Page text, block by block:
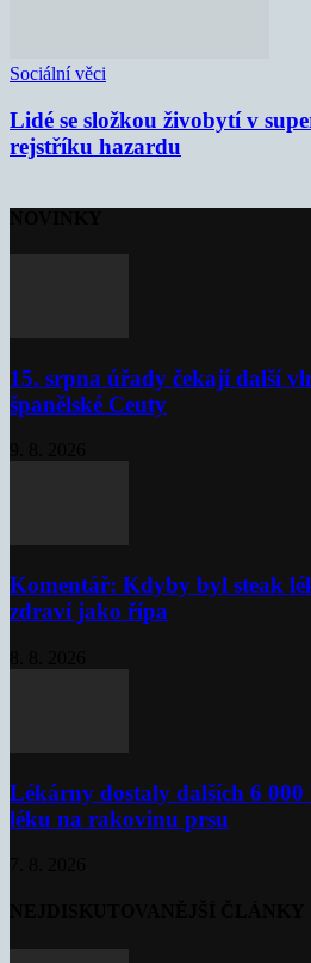
Sociální věci
Lidé se složkou živobytí v
rejstříku hazardu
15. srpna úřady čekají další
španělské Ceuty
Komentář: Kdyby byl steak
zdraví jako řípa
Lékárny dostaly dalších 6
léku na rakovinu prsu